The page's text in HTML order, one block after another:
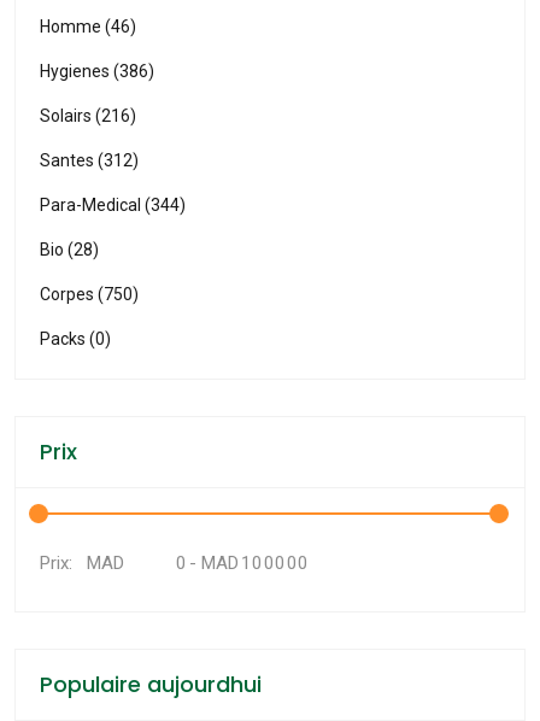
Homme (46)
Hygienes (386)
Solairs (216)
Santes (312)
Para-Medical (344)
Bio (28)
Corpes (750)
Packs (0)
Prix
Prix: MAD - MAD
Populaire aujourdhui